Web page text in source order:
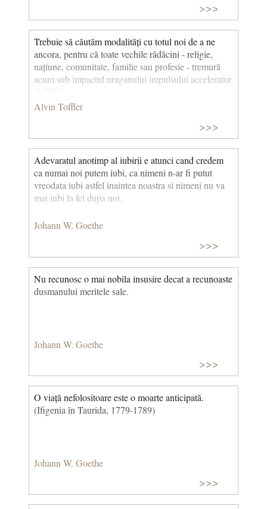
>>>
Trebuie să căutăm modalități cu totul noi de a ne
ancora, pentru că toate vechile rădăcini - religie,
națiune, comunitate, familie sau profesie - tremură
acum sub impactul uraganului impulsului accelerator.
Alvin Toffler
>>>
Adevaratul anotimp al iubirii e atunci cand credem
ca numai noi putem iubi, ca nimeni n-ar fi putut
vreodata iubi astfel inaintea noastra si nimeni nu va
mai iubi la fel dupa noi.
Johann W. Goethe
>>>
Nu recunosc o mai nobila insusire decat a recunoaste
dusmanului meritele sale.
Johann W. Goethe
>>>
O viață nefolositoare este o moarte anticipată.
(Ifigenia în Taurida, 1779-1789)
Johann W. Goethe
>>>